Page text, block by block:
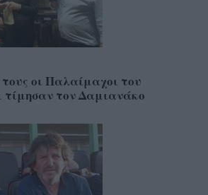
οι Παλαίμαχοι του
τίμησαν τον Δαμιανάκο